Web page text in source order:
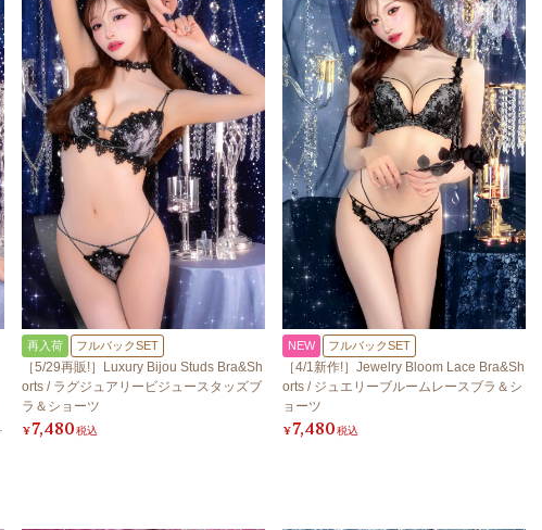
再入荷 フルバックSET
［5/29再販!］Luxury Bijou Studs Bra&Sh
orts / ラグジュアリービジュースタッズブ
ラ＆ショーツ
¥7,480税込
NEW フルバックSET
［4/1新作!］Jewelry Bloom Lace Bra&Sh
orts / ジュエリーブルームレースブラ＆シ
ョーツ
¥7,480税込